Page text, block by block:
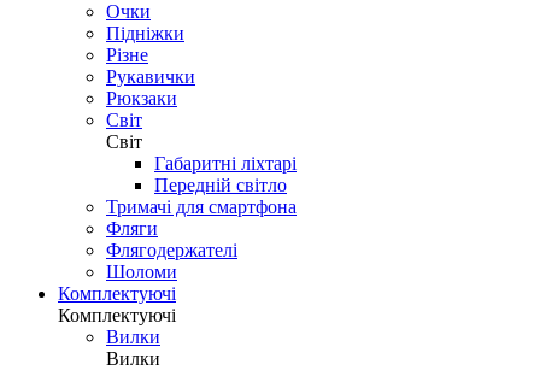
Очки
Підніжки
Різне
Рукавички
Рюкзаки
Світ
Світ
Габаритні ліхтарі
Передній світло
Тримачі для смартфона
Фляги
Флягодержателі
Шоломи
Комплектуючі
Комплектуючі
Вилки
Вилки